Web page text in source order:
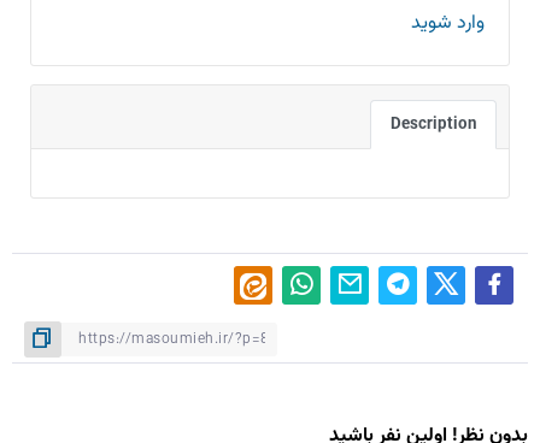
وارد شوید
Description
بدون نظر! اولین نفر باشید